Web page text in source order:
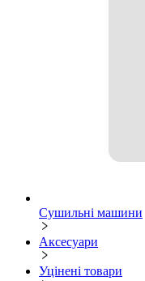
Сушильні машини
Аксесуари
Уцінені товари